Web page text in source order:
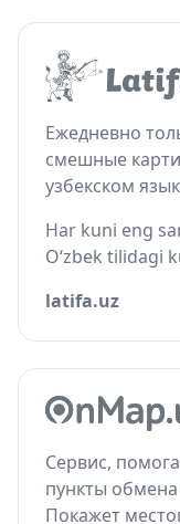
Ежедневно
смешные
узбекском
Har kuni eng
O‘zbek tilidagi
latifa.uz
Сервис,
пункты
Покажет